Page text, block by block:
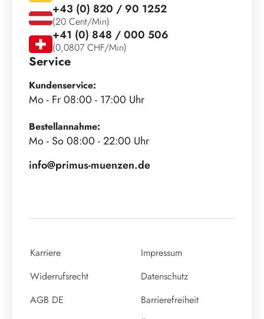
Service
Kundenservice:
Mo - Fr 08:00 - 17:00 Uhr
Bestellannahme:
Mo - So 08:00 - 22:00 Uhr
info@primus-muenzen.de
+43 (0) 820 / 90 1252
(20 Cent/Min)
+41 (0) 848 / 000 506
(0,0807 CHF/Min)
Karriere
Impressum
Widerrufsrecht
Datenschutz
AGB DE
Barrierefreiheit